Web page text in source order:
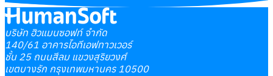
บริษัท ฮิวแมนซอฟท์ จำกัด
140/61 อาคารไอทีเอฟทาวเวอร์
ชั้น 25 ถนนสีลม แขวงสุริยวงศ์
เขตบางรัก กรุงเทพมหานคร 10500